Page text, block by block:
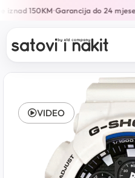
150KM•Garancija do 24
VIDEO